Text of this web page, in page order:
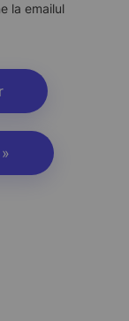
la emailul